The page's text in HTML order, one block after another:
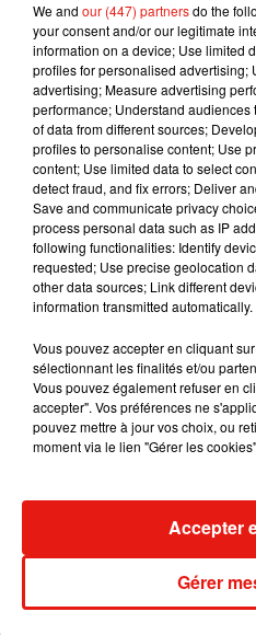
Musique
7 août 2026
RÜFÜS
album
7 août 2026
Angèle et
6 août 2026
Il y a 10
dimension
Fred
leur
We and our (447) partnersdo the
your consent and/or our legitimate
information on a device; Use limited
profiles for personalised advertising;
advertising; Measure advertising
performance; Understand
of data from different sources;
profiles to personalise content; Use
content; Use limited data to select
detect fraud, and fix errors; Deliver
Save and communicate privacy
process personal data such as IP
following functionalities: Identify
requested; Use precise geolocation
other data sources; Link different
information transmitted automatically.
Vous pouvez accepter en cliquant
sélectionnant les finalités et/ou
Vous pouvez également refuser en
accepter". Vos préférences ne
pouvez mettre à jour vos choix, ou
moment via le lien "Gérer les
Gérer
Accepter